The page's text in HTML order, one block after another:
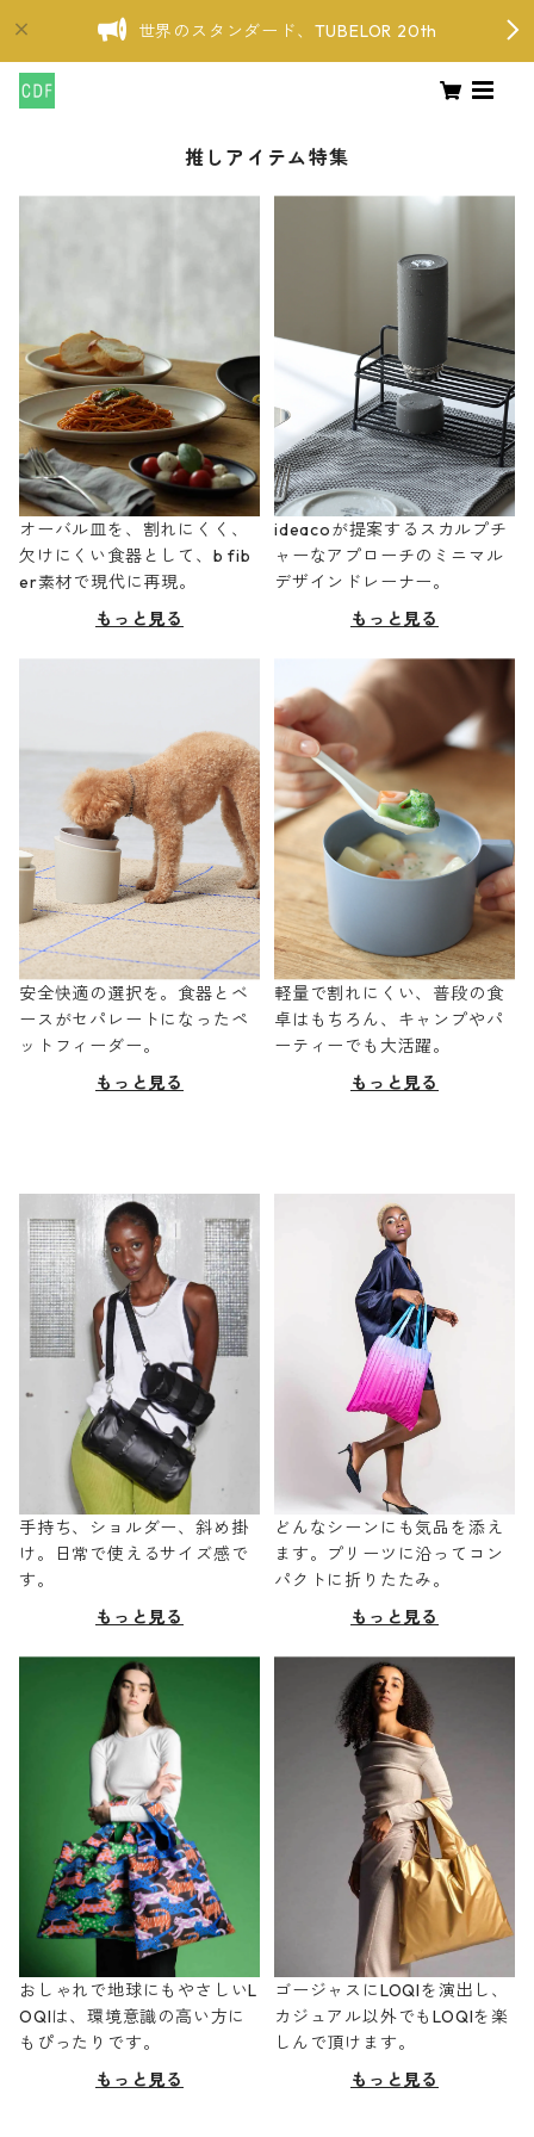
世界のスタンダード、TUBELOR 20th
推しアイテム特集
オーバル皿を、割れにくく、
欠けにくい食器として、b fib
er素材で現代に再現。
もっと見る
ideacoが提案するスカルプチ
ャーなアプローチのミニマル
デザインドレーナー。
もっと見る
安全快適の選択を。食器とベ
ースがセパレートになったペ
ットフィーダー。
もっと見る
軽量で割れにくい、普段の食
卓はもちろん、キャンプやパ
ーティーでも大活躍。
もっと見る
手持ち、ショルダー、斜め掛
け。日常で使えるサイズ感で
す。
もっと見る
どんなシーンにも気品を添え
ます。プリーツに沿ってコン
パクトに折りたたみ。
もっと見る
おしゃれで地球にもやさしいL
OQIは、環境意識の高い方に
もぴったりです。
もっと見る
ゴージャスにLOQIを演出し、
カジュアル以外でもLOQIを楽
しんで頂けます。
もっと見る